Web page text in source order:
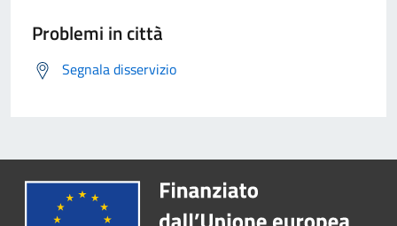
Problemi in città
Segnala disservizio